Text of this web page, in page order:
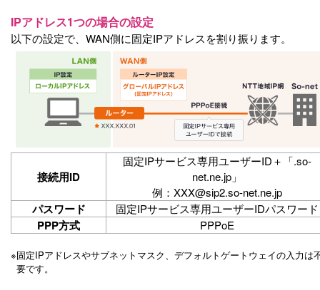
IPアドレス1つの場合の設定
以下の設定で、WAN側に固定IPアドレスを割り振ります。
接続用ID
固定IPサービス専用ユーザーID＋「.so-
net.ne.jp」
例：XXX@sip2.so-net.ne.jp
パスワード 固定IPサービス専用ユーザーIDパスワード
PPP方式 PPPoE
※固定IPアドレスやサブネットマスク、デフォルトゲートウェイの入力は
要です。